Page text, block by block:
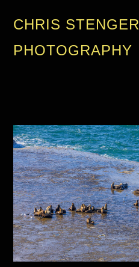
CHRIS STENGER
PHOTOGRAPHY